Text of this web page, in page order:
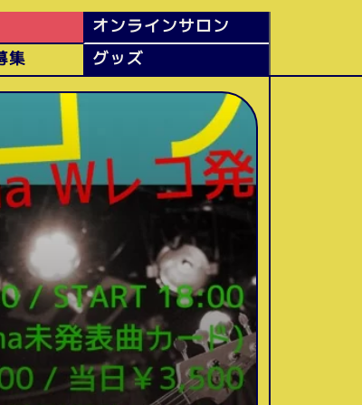
オンラインサロン
集 グッズ